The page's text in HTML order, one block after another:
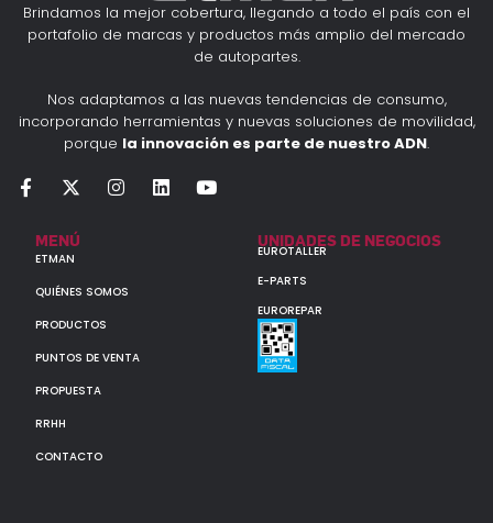
Brindamos la mejor cobertura, llegando a todo el país con el
portafolio de marcas y productos más amplio del mercado
de autopartes.
Nos adaptamos a las nuevas tendencias de consumo,
incorporando herramientas y nuevas soluciones de movilidad,
porque la innovación es parte de nuestro ADN.
MENÚ
ETMAN
QUIÉNES SOMOS
PRODUCTOS
PUNTOS DE VENTA
PROPUESTA
RRHH
CONTACTO
UNIDADES DE NEGOCIOS
EUROTALLER
E-PARTS
EUROREPAR